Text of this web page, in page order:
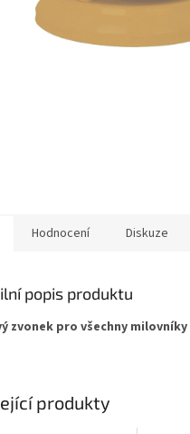
Hodnocení Diskuze
popis produktu
zvonek pro všechny
produkty